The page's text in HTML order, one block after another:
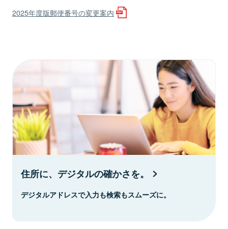
2025年度版郵便番号の変更案内
住所に、デジタルの確かさを。
デジタルアドレスで入力も検索もスムーズに。